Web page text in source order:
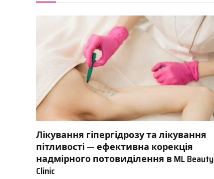
Лікування гіпергідрозу та лікування
пітливості — ефективна корекція
надмірного потовиділення в ML Beauty
Clinic